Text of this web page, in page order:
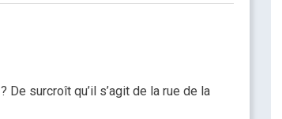
surcroît qu’il s’agit de la rue de la